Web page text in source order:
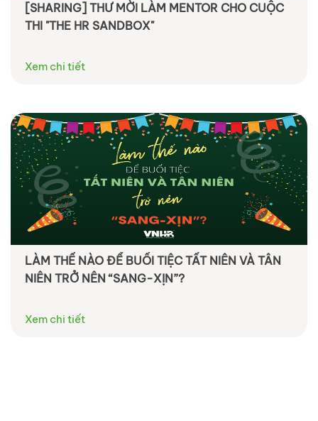
[SHARING] THƯ MỜI LÀM MENTOR CHO CUỘC
THI "THE HR SANDBOX"
Xem chi tiết
LÀM THẾ NÀO ĐỂ BUỔI TIỆC TẤT NIÊN VÀ TÂN
NIÊN TRỞ NÊN “SANG-XỊN”?
Xem chi tiết